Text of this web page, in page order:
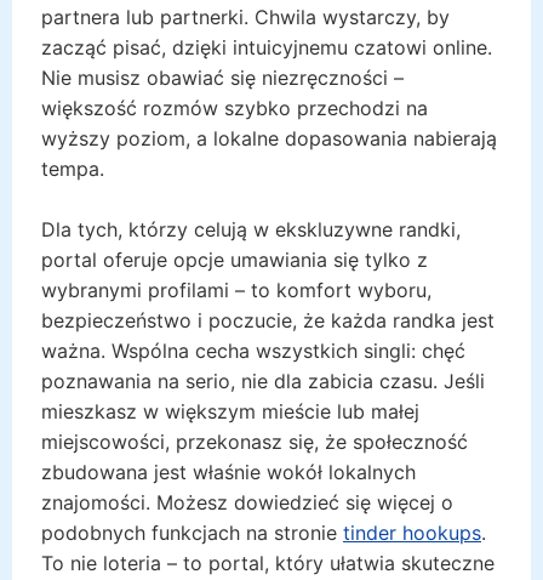
partnera lub partnerki. Chwila wystarczy, by
zacząć pisać, dzięki intuicyjnemu czatowi online.
Nie musisz obawiać się niezręczności –
większość rozmów szybko przechodzi na
wyższy poziom, a lokalne dopasowania nabierają
tempa.
Dla tych, którzy celują w ekskluzywne randki,
portal oferuje opcje umawiania się tylko z
wybranymi profilami – to komfort wyboru,
bezpieczeństwo i poczucie, że każda randka jest
ważna. Wspólna cecha wszystkich singli: chęć
poznawania na serio, nie dla zabicia czasu. Jeśli
mieszkasz w większym mieście lub małej
miejscowości, przekonasz się, że społeczność
zbudowana jest właśnie wokół lokalnych
znajomości. Możesz dowiedzieć się więcej o
podobnych funkcjach na stronie tinder hookups.
To nie loteria – to portal, który ułatwia skuteczne